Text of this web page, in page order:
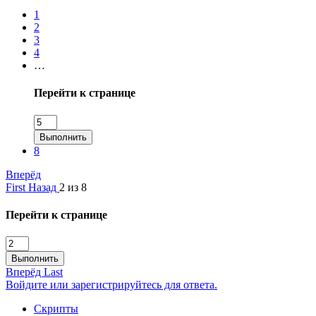
1
2
3
4
…
Перейти к странице
Выполнить
8
Вперёд
First Назад 2 из 8
Перейти к странице
Выполнить
Вперёд Last
Войдите или зарегистрируйтесь для ответа.
Скрипты